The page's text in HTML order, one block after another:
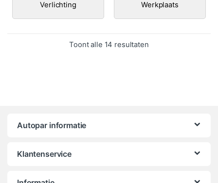
Verlichting Werkplaats
Toont alle 14 resultatenGesorteerd op
Autopar informatie
Klantenservice